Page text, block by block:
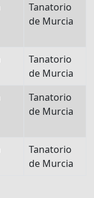
Tanatorio
de Murcia
Tanatorio
de Murcia
Tanatorio
de Murcia
Tanatorio
de Murcia